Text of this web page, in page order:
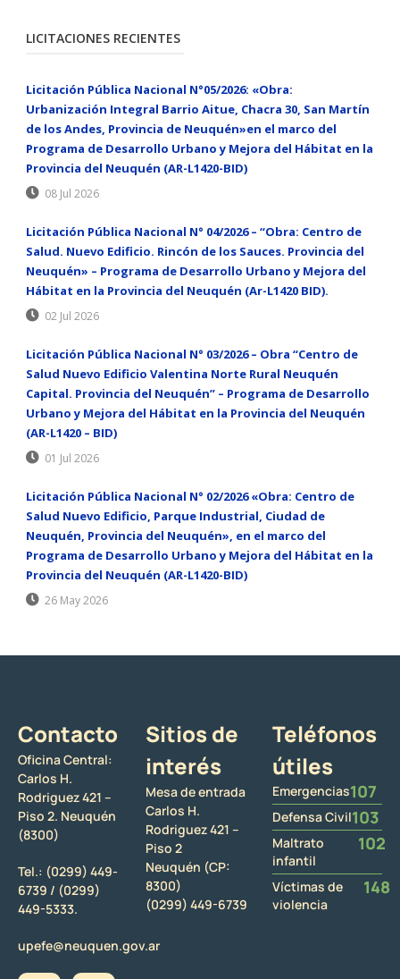
LICITACIONES RECIENTES
Licitación Pública Nacional N°05/2026: «Obra:
Urbanización Integral Barrio Aitue, Chacra 30, San Martín
de los Andes, Provincia de Neuquén»en el marco del
Programa de Desarrollo Urbano y Mejora del Hábitat en la
Provincia del Neuquén (AR-L1420-BID)
08 Jul 2026
Licitación Pública Nacional N° 04/2026 – “Obra: Centro de
Salud. Nuevo Edificio. Rincón de los Sauces. Provincia del
Neuquén» – Programa de Desarrollo Urbano y Mejora del
Hábitat en la Provincia del Neuquén (Ar-L1420 BID).
02 Jul 2026
Licitación Pública Nacional N° 03/2026 – Obra “Centro de
Salud Nuevo Edificio Valentina Norte Rural Neuquén
Capital. Provincia del Neuquén” – Programa de Desarrollo
Urbano y Mejora del Hábitat en la Provincia del Neuquén
(AR-L1420 – BID)
01 Jul 2026
Licitación Pública Nacional N° 02/2026 «Obra: Centro de
Salud Nuevo Edificio, Parque Industrial, Ciudad de
Neuquén, Provincia del Neuquén», en el marco del
Programa de Desarrollo Urbano y Mejora del Hábitat en la
Provincia del Neuquén (AR-L1420-BID)
26 May 2026
Contacto
Oficina Central:
Carlos H.
Rodriguez 421 –
Piso 2. Neuquén
(8300)
Tel.: (0299) 449-
6739 / (0299)
449-5333.
upefe@neuquen.gov.ar
Sitios de
interés
Mesa de entrada
Carlos H.
Rodriguez 421 –
Piso 2
Neuquén (CP:
8300)
(0299) 449-6739
Teléfonos
útiles
Emergencias107
Defensa Civil103
Maltrato
infantil
102
Víctimas de
violencia
148